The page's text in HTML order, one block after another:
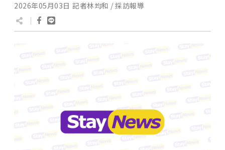
2026年05月03日 記者林均和 / 採訪報導